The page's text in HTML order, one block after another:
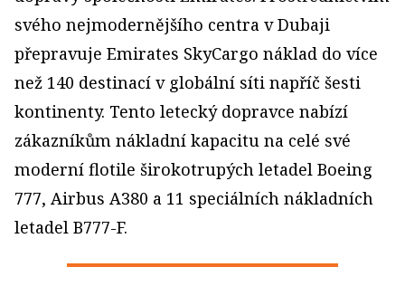
svého nejmodernějšího centra v Dubaji
přepravuje Emirates SkyCargo náklad do více
než 140 destinací v globální síti napříč šesti
kontinenty. Tento letecký dopravce nabízí
zákazníkům nákladní kapacitu na celé své
moderní flotile širokotrupých letadel Boeing
777, Airbus A380 a 11 speciálních nákladních
letadel B777-F.